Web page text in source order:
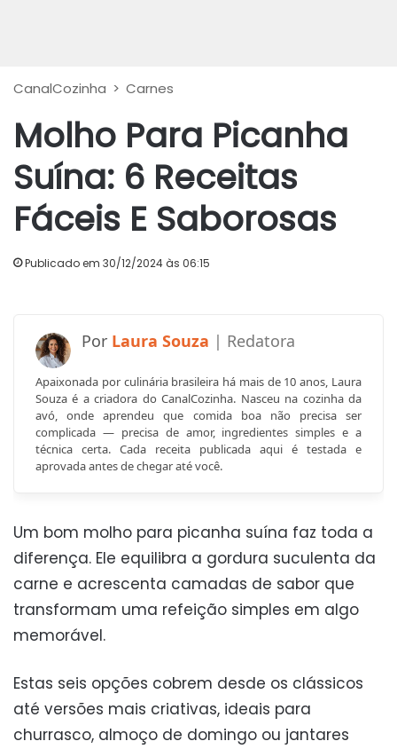
CanalCozinha > Carnes
Molho Para Picanha
Suína: 6 Receitas
Fáceis E Saborosas
Publicado em 30/12/2024 às 06:15
Laura Souza
Apaixonada por culinária brasileira há mais de 10 anos, Laura
Souza é a criadora do CanalCozinha. Nasceu na cozinha da
avó, onde aprendeu que comida boa não precisa ser
complicada — precisa de amor, ingredientes simples e a
técnica certa. Cada receita publicada aqui é testada e
aprovada antes de chegar até você.
Um bom molho para picanha suína faz toda a
diferença. Ele equilibra a gordura suculenta da
carne e acrescenta camadas de sabor que
transformam uma refeição simples em algo
memorável.
Estas seis opções cobrem desde os clássicos
até versões mais criativas, ideais para
churrasco, almoço de domingo ou jantares